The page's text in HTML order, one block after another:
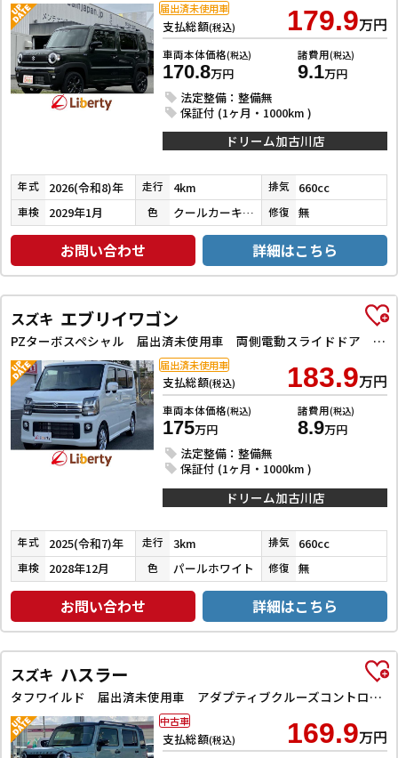
支払総額(税込) 179.9万円
車両本体価格(税込)
170.8万円
諸費用(税込)
9.1万円
法定整備：整備無
保証付 (1ヶ月・1000km )
届出済未使用車
ドリーム加古川店
年式 2026(令和8)年 走行 4km 排気 660cc
車検 2029年1月 色 クールカーキパールメタリック 修復 無
お問い合わせ 詳細はこちら
スズキ エブリイワゴン
PZターボスペシャル 届出済未使用車 両側電動スライドドア クリアランスソナー レーンアシスト 衝突被害軽減システム オートライト LEDヘッドランプ スマートキー アイドリングストップ 電動格納ミラー シートヒーター
支払総額(税込) 183.9万円
車両本体価格(税込)
175万円
諸費用(税込)
8.9万円
法定整備：整備無
保証付 (1ヶ月・1000km )
届出済未使用車
ドリーム加古川店
年式 2025(令和7)年 走行 3km 排気 660cc
車検 2028年12月 色 パールホワイト 修復 無
お問い合わせ 詳細はこちら
スズキ ハスラー
タフワイルド 届出済未使用車 アダプティブクルーズコントロール クリアランスソナー レーンアシスト 衝突被害軽減システム オートライト スマートキー アイドリングストップ 電動格納ミラー シートヒーター CVT
支払総額(税込) 169.9万円
中古車